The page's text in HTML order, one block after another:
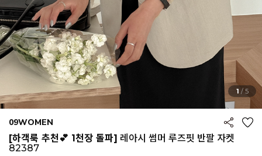
1 / 5
09WOMEN
[하객룩 추천💕 1천장 돌파] 레아시 썸머 루즈핏 반팔 자켓
82387